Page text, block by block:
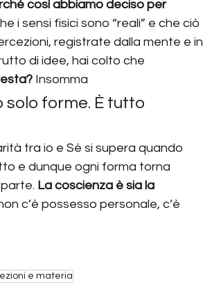
così abbiamo deciso per
i sensi fisici sono “reali” e che ciò
registrate dalla mente e in
di idee, hai colto che
Insomma
solo forme. È tutto
tra io e Sé si supera quando
e dunque ogni forma torna
La coscienza è sia la
c’è possesso personale, c’è
e materia